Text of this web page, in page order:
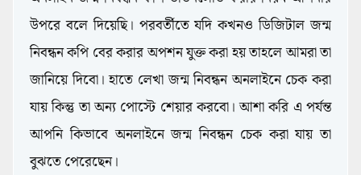
উপরে বলে দিয়েছি। পরবর্তীতে যদি কখনও ডিজিটাল জন্ম
নিবন্ধন কপি বের করার অপশন যুক্ত করা হয় তাহলে আমরা তা
জানিয়ে দিবো। হাতে লেখা জন্ম নিবন্ধন অনলাইনে চেক করা
যায় কিন্তু তা অন্য পোস্টে শেয়ার করবো। আশা করি এ পর্যন্ত
আপনি কিভাবে অনলাইনে জন্ম নিবন্ধন চেক করা যায় তা
বুঝতে পেরেছেন।